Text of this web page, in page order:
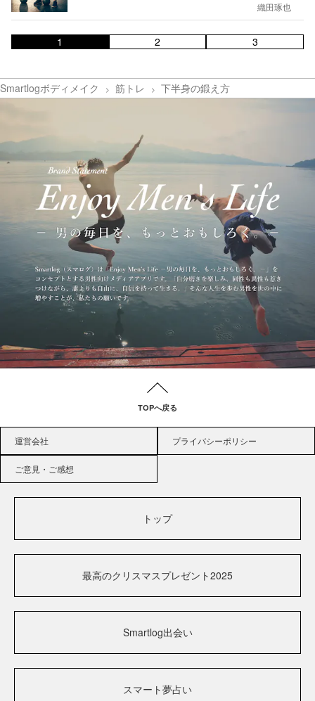
織田琢也
1 2 3
Smartlogボディメイク 筋トレ 下半身の鍛え方
TOPへ戻る
運営会社 プライバシーポリシー
ご意見・ご感想
トップ
最高のクリスマスプレゼント2025
Smartlog出会い
スマート夢占い